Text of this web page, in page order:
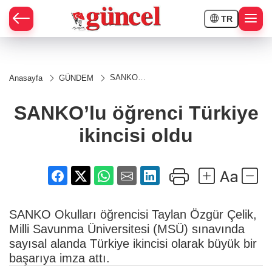
TR
Anasayfa GÜNDEM
SANKO’lu
ikincisi
oldu
SANKO’lu öğrenci Türkiye
ikincisi oldu
SANKO Okulları öğrencisi Taylan Özgür Çelik,
Milli Savunma Üniversitesi (MSÜ) sınavında
sayısal alanda Türkiye ikincisi olarak büyük bir
başarıya imza attı.